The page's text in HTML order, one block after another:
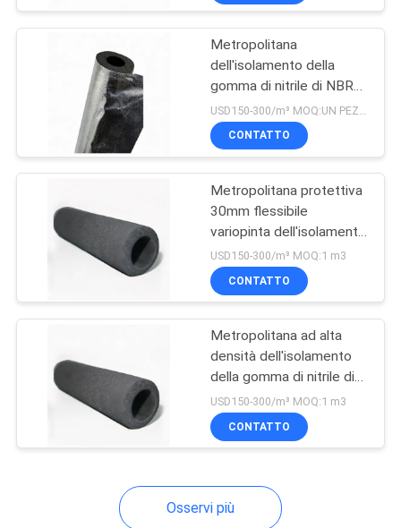
Metropolitana
dell'isolamento della
gomma di nitrile di NBR
per lo scaldabagno
solare dell'aria
CONTATTO
Metropolitana protettiva
30mm flessibile
variopinta dell'isolamento
di Wsterproof della
gomma di nitrile di NBR
USD150-300/m³ MOQ:1 m3
CONTATTO
Metropolitana ad alta
densità dell'isolamento
della gomma di nitrile di
55kg/M3 6mm per
condizionamento d'aria
USD150-300/m³ MOQ:1 m3
CONTATTO
Osservi più